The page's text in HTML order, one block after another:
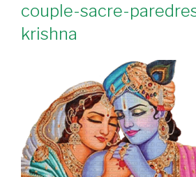
couple-sacre-
krishna